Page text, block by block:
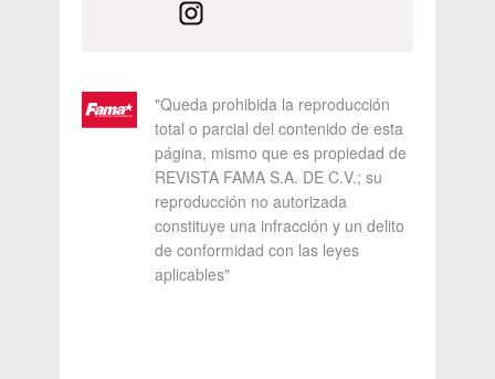
"Queda prohibida la reproducción
total o parcial del contenido de esta
página, mismo que es propiedad de
REVISTA FAMA S.A. DE C.V.; su
reproducción no autorizada
constituye una infracción y un delito
de conformidad con las leyes
aplicables"